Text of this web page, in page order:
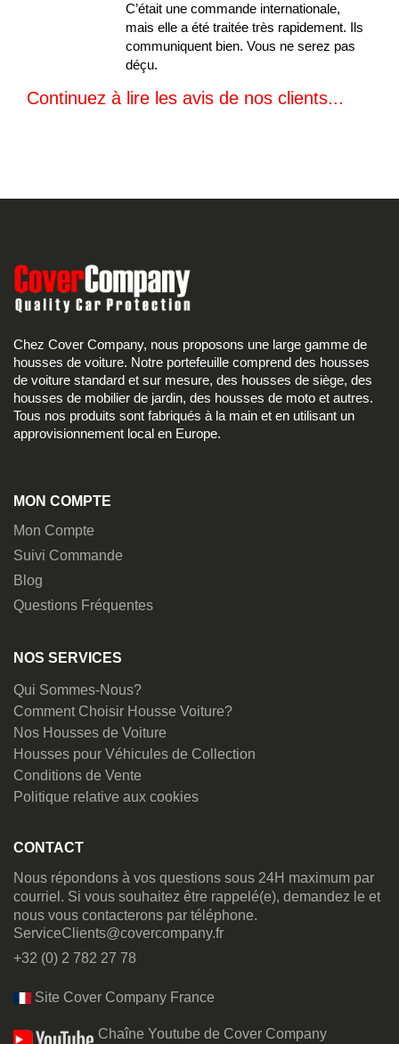
C’était une commande internationale,
mais elle a été traitée très rapidement. Ils
communiquent bien. Vous ne serez pas
déçu.
Continuez à lire les avis de nos clients...
Chez Cover Company, nous proposons une large gamme de
housses de voiture. Notre portefeuille comprend des housses
de voiture standard et sur mesure, des housses de siège, des
housses de mobilier de jardin, des housses de moto et autres.
Tous nos produits sont fabriqués à la main et en utilisant un
approvisionnement local en Europe.
MON COMPTE
Mon Compte
Suivi Commande
Blog
Questions Fréquentes
NOS SERVICES
Qui Sommes-Nous?
Comment Choisir Housse Voiture?
Nos Housses de Voiture
Housses pour Véhicules de Collection
Conditions de Vente
Politique relative aux cookies
CONTACT
Nous répondons à vos questions sous 24H maximum par
courriel. Si vous souhaitez être rappelé(e), demandez le et
nous vous contacterons par téléphone.
ServiceClients@covercompany.fr
+32 (0) 2 782 27 78
Site Cover Company France
Chaîne Youtube de Cover Company